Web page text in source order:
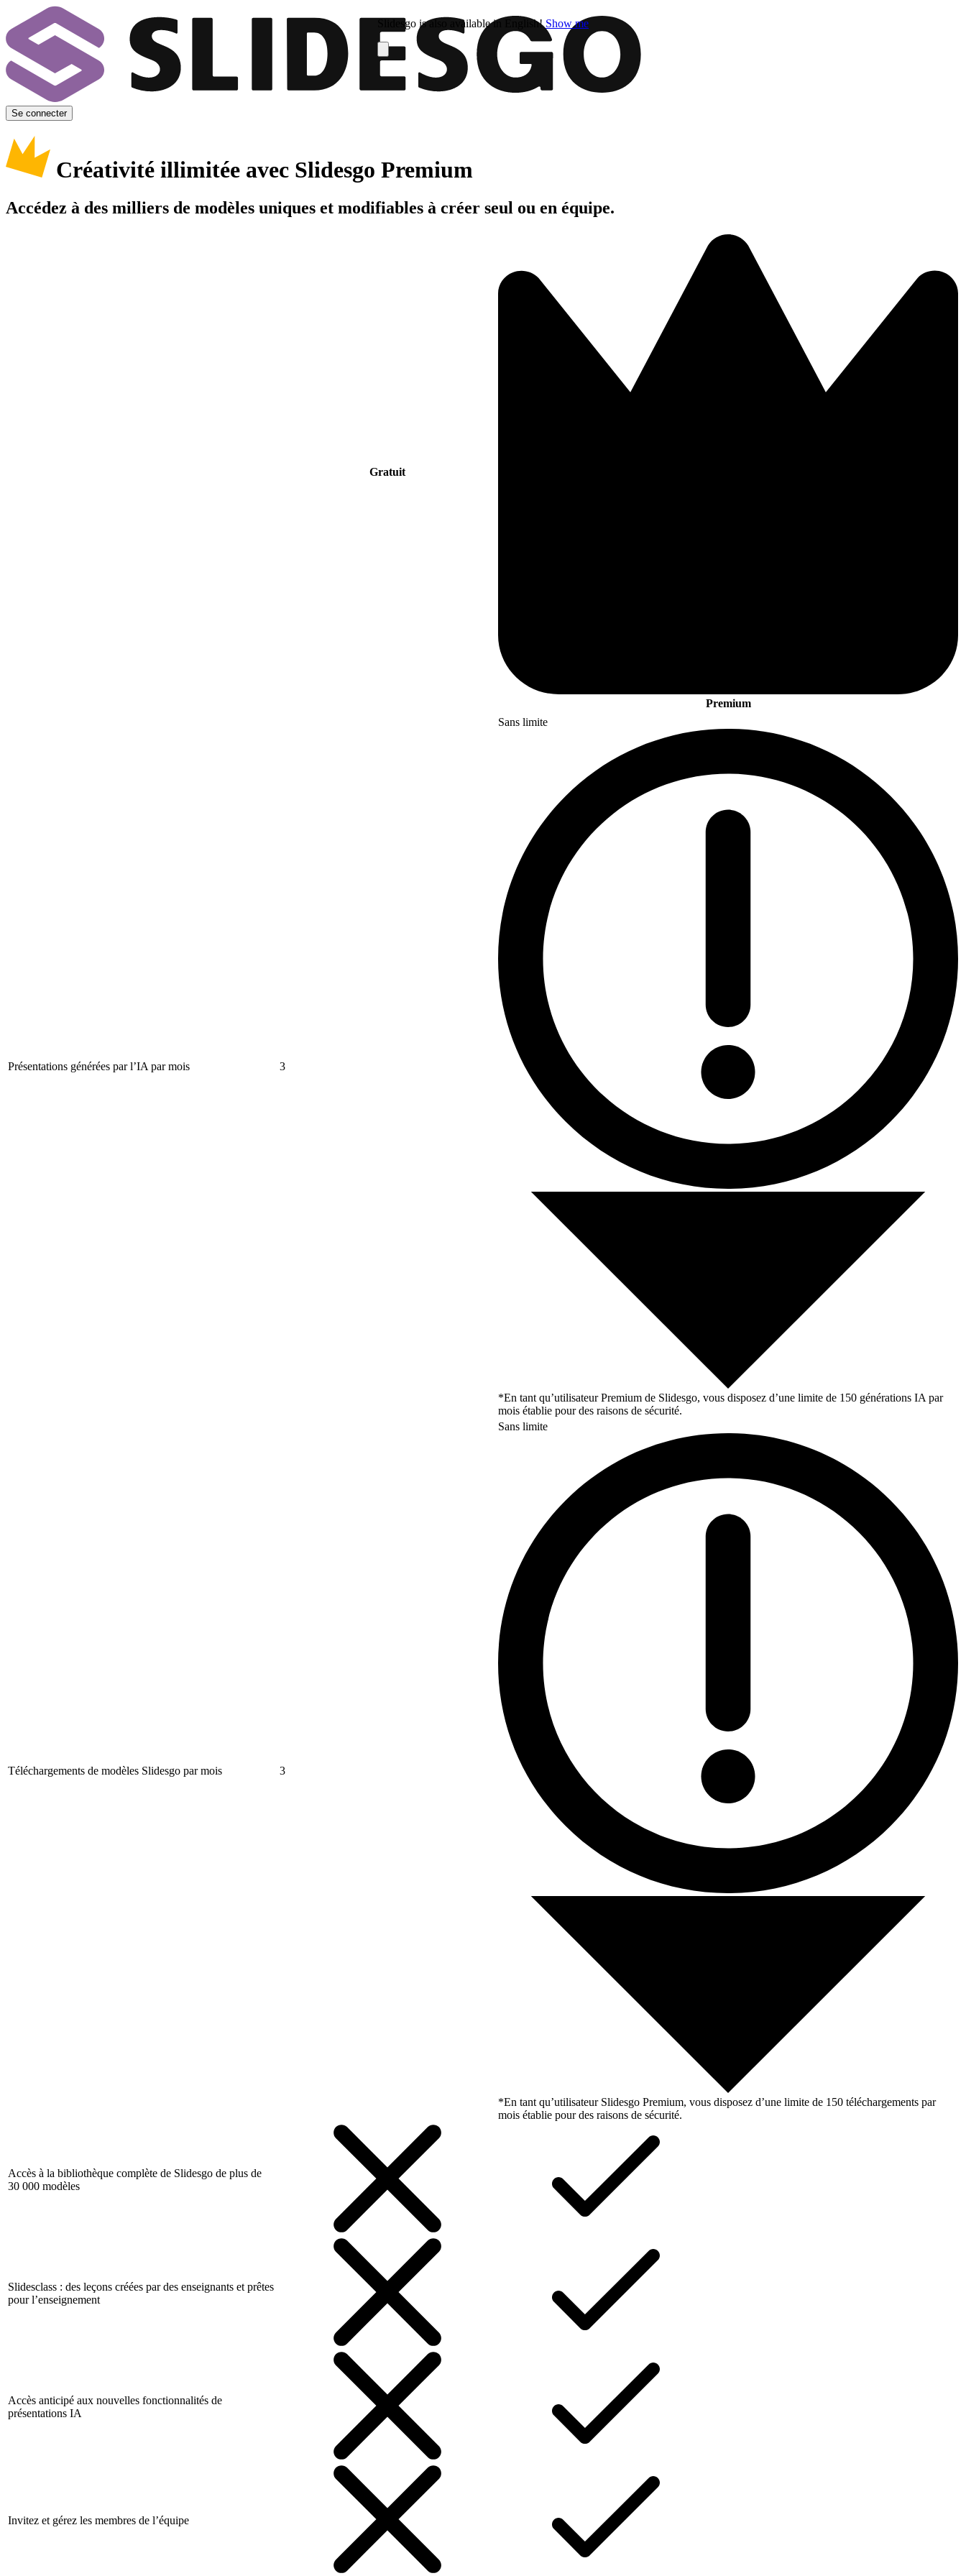
Slidesgo is also available in English! Show me
Se connecter
Créativité illimitée avec Slidesgo Premium
Accédez à des milliers de modèles uniques et modifiables à créer seul ou en équipe.
Gratuit
Premium
Présentations générées par l’IA par mois 3
Sans limite
*En tant qu’utilisateur Premium de Slidesgo, vous disposez d’une limite de 150 générations IA par
mois établie pour des raisons de sécurité.
Téléchargements de modèles Slidesgo par mois 3
Sans limite
*En tant qu’utilisateur Slidesgo Premium, vous disposez d’une limite de 150 téléchargements par
mois établie pour des raisons de sécurité.
Accès à la bibliothèque complète de Slidesgo de plus de
30 000 modèles
Slidesclass : des leçons créées par des enseignants et prêtes
pour l’enseignement
Accès anticipé aux nouvelles fonctionnalités de
présentations IA
Invitez et gérez les membres de l’équipe